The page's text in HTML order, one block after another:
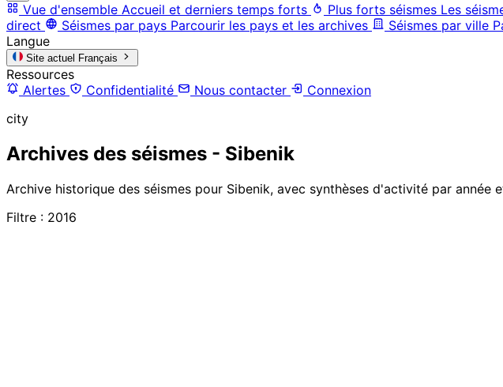
Vue d'ensemble Accueil et derniers temps forts Plus forts séismes Les
direct
Séismes par pays Parcourir les pays et les archives Séismes par ville
Langue
Site actuel Français
Ressources
Alertes
Confidentialité Nous contacter
Connexion
city
Archives des séismes - Sibenik
Archive historique des séismes pour Sibenik, avec synthèses d'activité par année
Filtre : 2016